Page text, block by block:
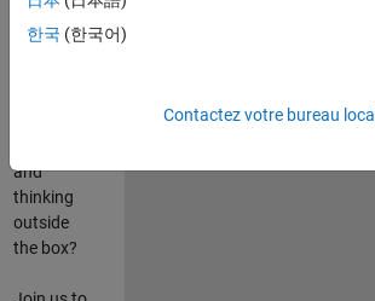
Do you
and
thinking
outside
the box?
한국 (한국어)
Contactez votre bureau local